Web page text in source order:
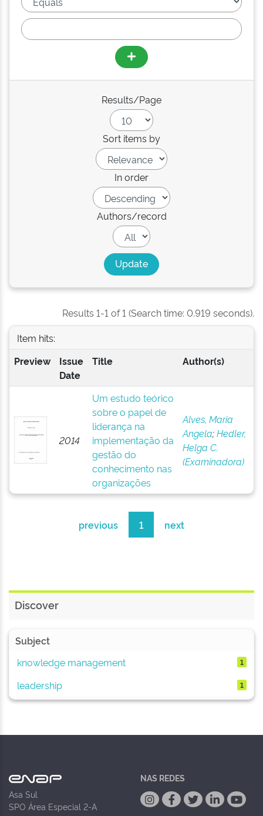
Results/Page
Sort items by
In order
Authors/record
Results 1-1 of 1 (Search time: 0.919 seconds).
Item hits:
Preview
Issue
Date
Title Author(s)
2014
Um estudo teórico
sobre o papel de
liderança na
implementação da
gestão do
conhecimento nas
organizações
Alves, Maria
Angela;Hedler,
Helga C.
(Examinadora)
previous 1 next
Discover
Subject
knowledge management
1
leadership 1
Asa Sul
SPO Área Especial 2-A
NAS REDES